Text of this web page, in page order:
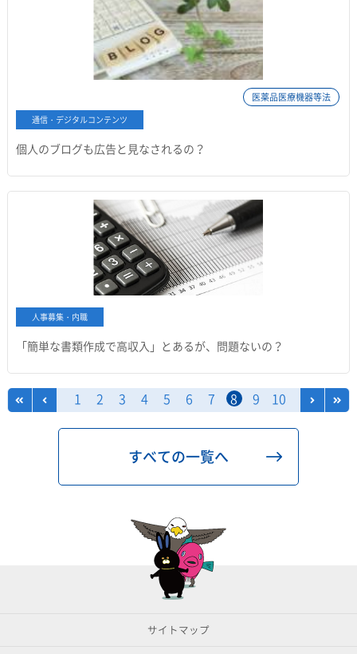
医薬品医療機器等法
通信・デジタルコンテンツ
個人のブログも広告と見なされるの？
人事募集・内職
「簡単な書類作成で高収入」とあるが、問題ないの？
1 2 3 4 5 6 7 8 9 10
すべての一覧へ
サイトマップ